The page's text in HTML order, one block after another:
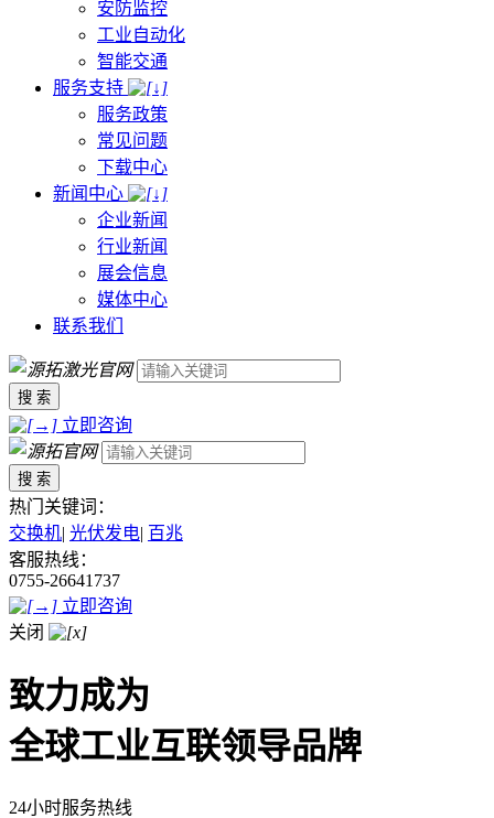
安防监控
工业自动化
智能交通
服务支持
服务政策
常见问题
下载中心
新闻中心
企业新闻
行业新闻
展会信息
媒体中心
联系我们
搜 索
立即咨询
搜 索
热门关键词：
交换机| 光伏发电| 百兆
客服热线：
0755-26641737
立即咨询
关闭
致力成为
全球工业互联领导品牌
24小时服务热线